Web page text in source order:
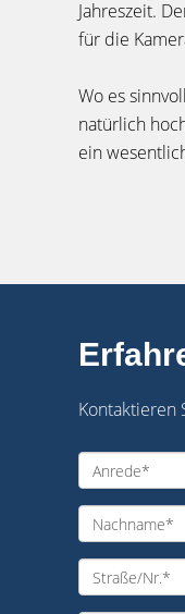
Jahreszeit.
für die
Wo es
natürlich
ein
Kontaktieren